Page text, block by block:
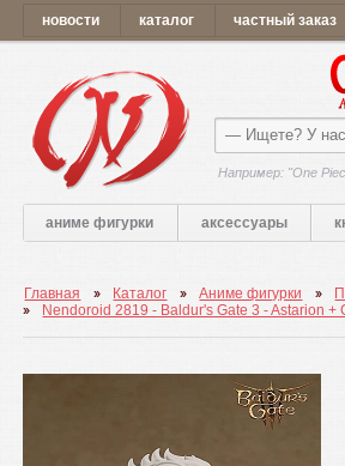
новости каталог частный заказ
Например: "One
аниме фигурки аксессуары
Главная Каталог Аниме фигурки
Nendoroid 2819 - Baldur's Gate 3 - Astarion +